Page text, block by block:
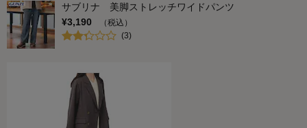
サブリナ 美脚ストレッチワイドパンツ
¥3,190
（税込）
(3)